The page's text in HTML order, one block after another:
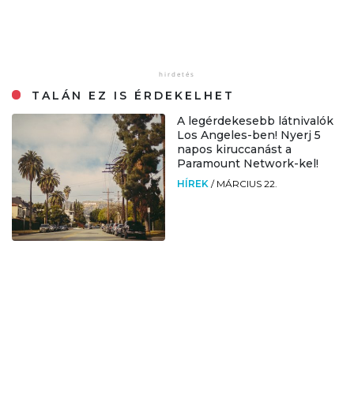
TALÁN EZ IS ÉRDEKELHET
A legérdekesebb látnivalók
Los Angeles-ben! Nyerj 5
napos kiruccanást a
Paramount Network-kel!
HÍREK / MÁRCIUS 22.